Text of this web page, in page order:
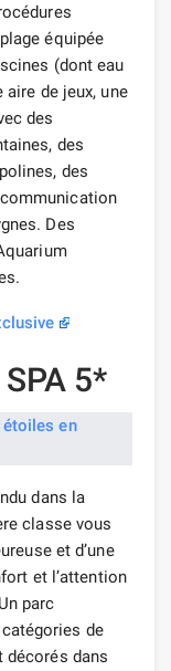
équipée
(dont eau
aire de jeux, une
des
des
des
Des
5*
dans la
classe vous
et d’une
et l’attention
parc
de
décorés dans